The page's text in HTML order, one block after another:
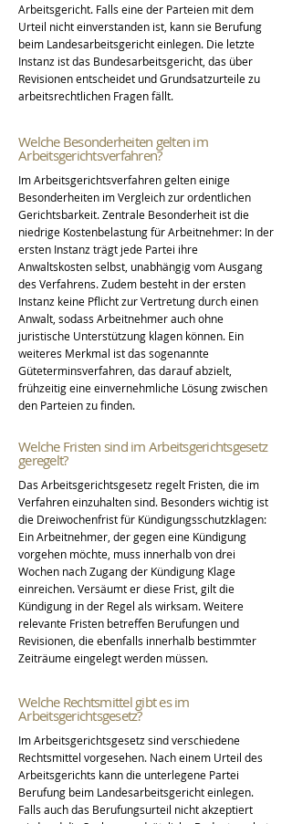
Arbeitsgericht. Falls eine der Parteien mit dem
Urteil nicht einverstanden ist, kann sie Berufung
beim Landesarbeitsgericht einlegen. Die letzte
Instanz ist das Bundesarbeitsgericht, das über
Revisionen entscheidet und Grundsatzurteile zu
arbeitsrechtlichen Fragen fällt.
Welche Besonderheiten gelten im
Arbeitsgerichtsverfahren?
Im Arbeitsgerichtsverfahren gelten einige
Besonderheiten im Vergleich zur ordentlichen
Gerichtsbarkeit. Zentrale Besonderheit ist die
niedrige Kostenbelastung für Arbeitnehmer: In der
ersten Instanz trägt jede Partei ihre
Anwaltskosten selbst, unabhängig vom Ausgang
des Verfahrens. Zudem besteht in der ersten
Instanz keine Pflicht zur Vertretung durch einen
Anwalt, sodass Arbeitnehmer auch ohne
juristische Unterstützung klagen können. Ein
weiteres Merkmal ist das sogenannte
Güteterminsverfahren, das darauf abzielt,
frühzeitig eine einvernehmliche Lösung zwischen
den Parteien zu finden.
Welche Fristen sind im Arbeitsgerichtsgesetz
geregelt?
Das Arbeitsgerichtsgesetz regelt Fristen, die im
Verfahren einzuhalten sind. Besonders wichtig ist
die Dreiwochenfrist für Kündigungsschutzklagen:
Ein Arbeitnehmer, der gegen eine Kündigung
vorgehen möchte, muss innerhalb von drei
Wochen nach Zugang der Kündigung Klage
einreichen. Versäumt er diese Frist, gilt die
Kündigung in der Regel als wirksam. Weitere
relevante Fristen betreffen Berufungen und
Revisionen, die ebenfalls innerhalb bestimmter
Zeiträume eingelegt werden müssen.
Welche Rechtsmittel gibt es im
Arbeitsgerichtsgesetz?
Im Arbeitsgerichtsgesetz sind verschiedene
Rechtsmittel vorgesehen. Nach einem Urteil des
Arbeitsgerichts kann die unterlegene Partei
Berufung beim Landesarbeitsgericht einlegen.
Falls auch das Berufungsurteil nicht akzeptiert